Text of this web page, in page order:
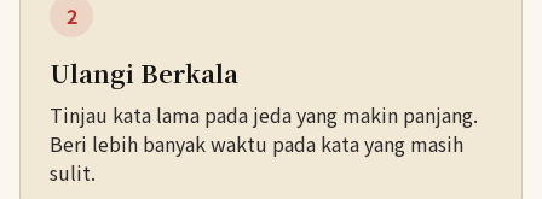
2
Ulangi Berkala
Tinjau kata lama pada jeda yang makin panjang.
Beri lebih banyak waktu pada kata yang masih
sulit.